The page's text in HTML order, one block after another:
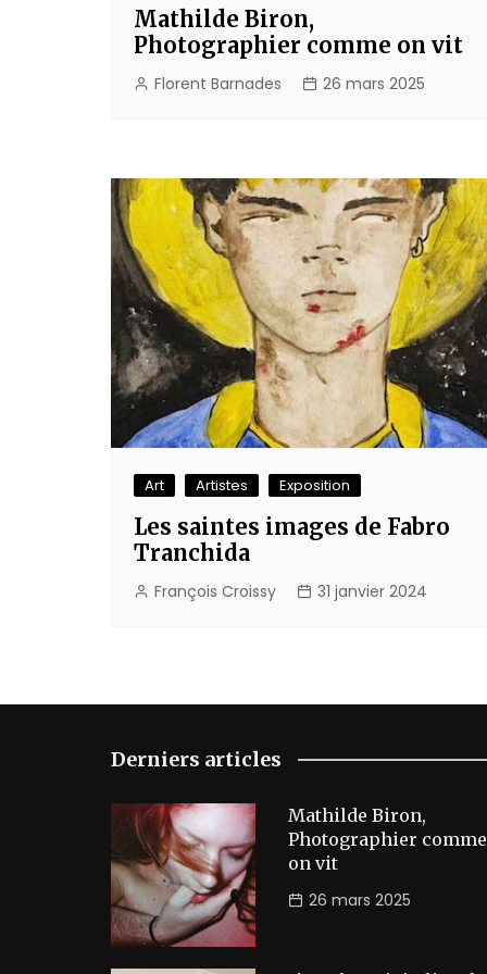
Mathilde Biron,
Photographier comme on vit
Florent Barnades 26 mars 2025
Art Artistes Exposition
Les saintes images de Fabro
Tranchida
François Croissy 31 janvier 2024
Derniers articles
Mathilde Biron,
Photographier comme
on vit
26 mars 2025